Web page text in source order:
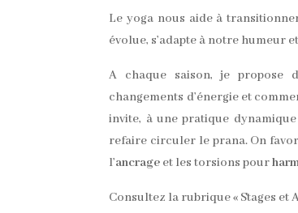
Le yoga nous aide à
évolue, s’adapte à notre humeur
A chaque saison, je propose
changements d’énergie et
invite, à une pratique
refaire circuler le prana. On
l’ancrage et les torsions pour
Consultez la rubrique « Stages